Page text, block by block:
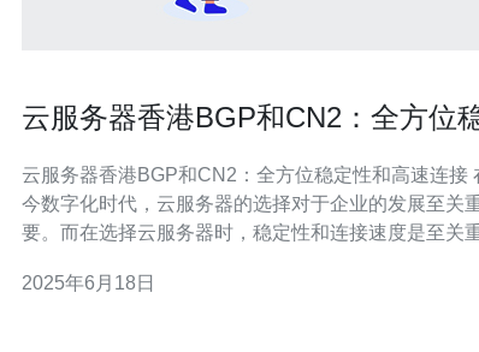
云服务器香港BGP和CN2：全方位
云服务器香港BGP和CN2：全方位稳定性和高速连接 在当
今数字化时代，云服务器的选择对于企业的发展至关
要。而在选择云服务器时，稳定性和连接速度是至关
户提供了全方位的稳定性和高速连接，让您的业务更加
2025年6月18日